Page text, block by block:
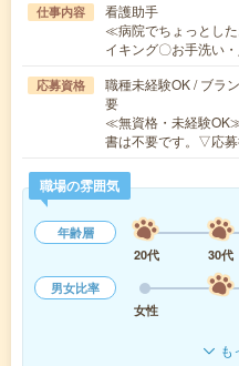
仕事内容
看護助手
≪病院でちょっとし
イキング〇お手洗い
応募資格
職種未経験OK / ブラ
要
≪無資格・未経験
書は不要です。▽応
職場の雰囲気
年齢層
20代
30代
男女比率
女性
も